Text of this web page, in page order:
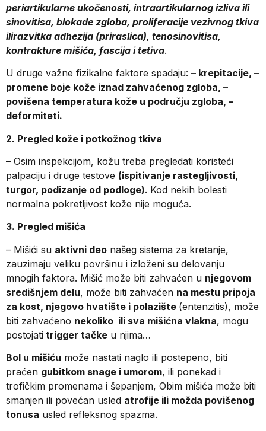
periartikularne ukočenosti, intraartikularnog izliva ili
sinovitisa, blokade zgloba, proliferacije vezivnog tkiva
ilirazvitka adhezija (priraslica), tenosinovitisa,
kontrakture mišića, fascija i tetiva.
U druge važne fizikalne faktore spadaju: – krepitacije, –
promene boje kože iznad zahvaćenog zgloba, –
povišena temperatura kože u području zgloba, –
deformiteti.
2. Pregled kože i potkožnog tkiva
– Osim inspekcijom, kožu treba pregledati koristeći
palpaciju i druge testove (ispitivanje rastegljivosti,
turgor, podizanje od podloge). Kod nekih bolesti
normalna pokretljivost kože nije moguća.
3. Pregled mišića
– Mišići su aktivni deo našeg sistema za kretanje,
zauzimaju veliku površinu i izloženi su delovanju
mnogih faktora. Mišić može biti zahvaćen u njegovom
središnjem delu, može biti zahvaćen na mestu pripoja
za kost, njegovo hvatište i polazište (entenzitis), može
biti zahvaćeno nekoliko ili sva mišićna vlakna, mogu
postojati trigger tačke u njima…
Bol u mišiću može nastati naglo ili postepeno, biti
praćen gubitkom snage i umorom, ili ponekad i
trofičkim promenama i šepanjem, Obim mišića može biti
smanjen ili povećan usled atrofije ili možda povišenog
tonusa usled refleksnog spazma.